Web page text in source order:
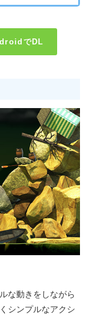
でDL
な動きをしながら
シンプルなアクシ